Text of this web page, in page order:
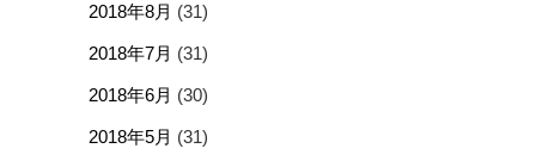
2018年8月 (31)
2018年7月 (31)
2018年6月 (30)
2018年5月 (31)